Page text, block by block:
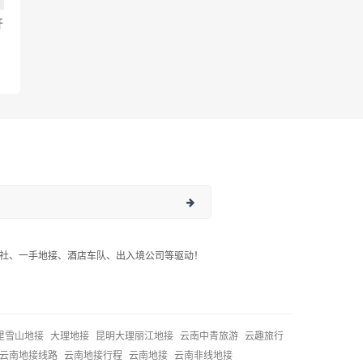
、一手地接、酒店车队、出入境公司等驱动！
雪山地接 大理地接 昆明大理丽江地接 云南中青旅游
云趣旅行
云南地接线路
云南地接行程 云南地接 云南非线地接